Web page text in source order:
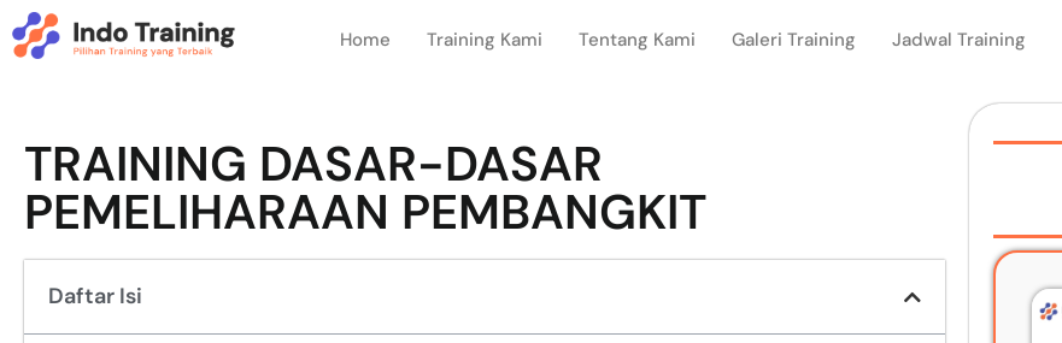
Home Training Kami Tentang Kami Galeri Training Jadwal Training
TRAINING DASAR-DASAR
PEMELIHARAAN PEMBANGKIT
Daftar Isi